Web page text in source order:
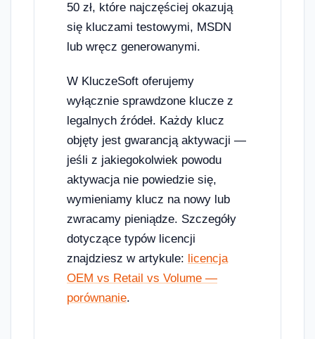
50 zł, które najczęściej okazują
się kluczami testowymi, MSDN
lub wręcz generowanymi.
W KluczeSoft oferujemy
wyłącznie sprawdzone klucze z
legalnych źródeł. Każdy klucz
objęty jest gwarancją aktywacji —
jeśli z jakiegokolwiek powodu
aktywacja nie powiedzie się,
wymieniamy klucz na nowy lub
zwracamy pieniądze. Szczegóły
dotyczące typów licencji
znajdziesz w artykule: licencja
OEM vs Retail vs Volume —
porównanie.